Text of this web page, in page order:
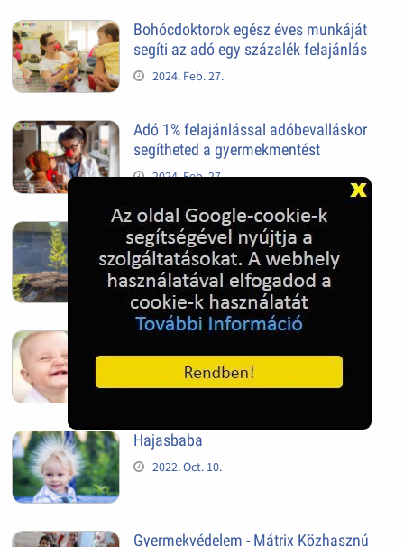
Bohócdoktorok egész éves munkáját
segíti az adó egy százalék felajánlás
2024. Feb. 27.
Adó 1% felajánlással adóbevalláskor
segítheted a gyermekmentést
2024. Feb. 27.
Mindig van újra, és újra
2022. Nov. 05.
Kis egészséges fogak
2022. Oct. 10.
Hajasbaba
2022. Oct. 10.
Gyermekvédelem - Mátrix Közhasznú